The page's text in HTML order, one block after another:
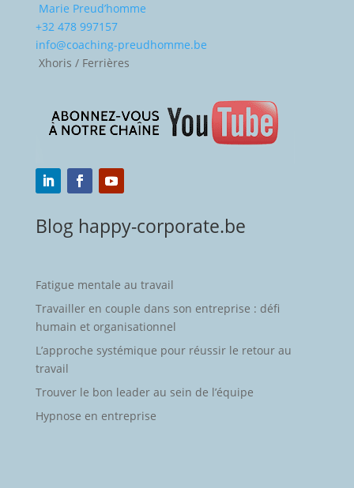
Marie Preud’homme
+32 478 997157
info@coaching-preudhomme.be
Xhoris / Ferrières
Blog happy-corporate.be
Fatigue mentale au travail
Travailler en couple dans son entreprise : défi
humain et organisationnel
L’approche systémique pour réussir le retour au
travail
Trouver le bon leader au sein de l’équipe
Hypnose en entreprise